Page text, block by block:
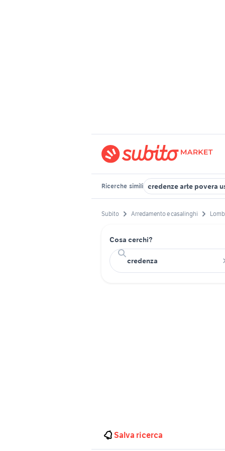
Ricerche simili credenze arte povera
Subito Arredamento e casalinghi
Cosa cerchi?
Salva ricerca